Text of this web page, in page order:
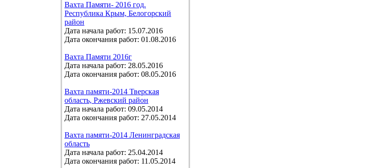
Вахта Памяти- 2016 год.
Республика Крым, Белогорский
район
Дата начала работ: 15.07.2016
Дата окончания работ: 01.08.2016
Вахта Памяти 2016г
Дата начала работ: 28.05.2016
Дата окончания работ: 08.05.2016
Вахта памяти-2014 Тверская
область, Ржевский район
Дата начала работ: 09.05.2014
Дата окончания работ: 27.05.2014
Вахта памяти-2014 Ленинградская
область
Дата начала работ: 25.04.2014
Дата окончания работ: 11.05.2014